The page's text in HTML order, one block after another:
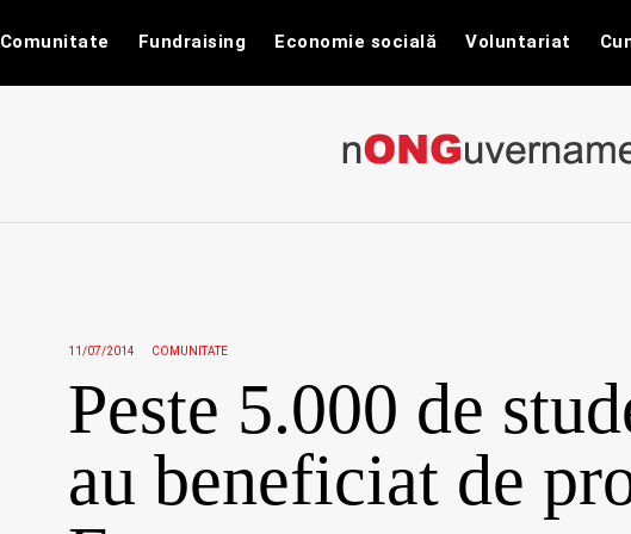
Comunitate Fundraising Economie socială Voluntariat
11/07/2014 COMUNITATE
Peste 5.000 de
au beneficiat de